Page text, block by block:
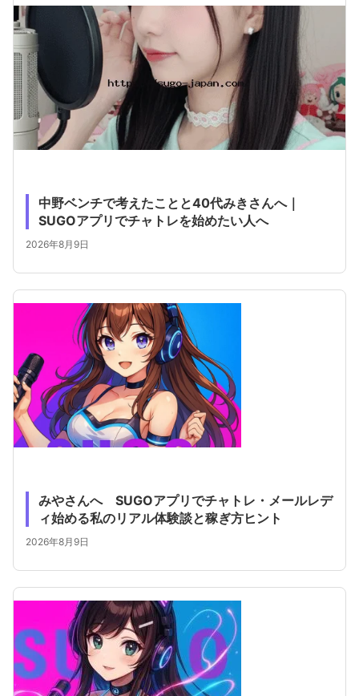
中野ベンチで考えたことと40代みきさんへ｜
SUGOアプリでチャトレを始めたい人へ
2026年8月9日
みやさんへ SUGOアプリでチャトレ・メールレデ
ィ始める私のリアル体験談と稼ぎ方ヒント
2026年8月9日